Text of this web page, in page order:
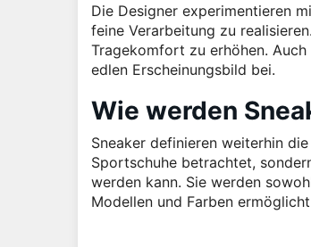
Die Designer experimentieren
feine Verarbeitung zu
Tragekomfort zu erhöhen.
edlen Erscheinungsbild bei.
Wie werden
Sneaker definieren weiterhin
Sportschuhe betrachtet,
werden kann. Sie werden
Modellen und Farben